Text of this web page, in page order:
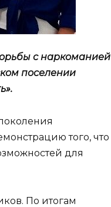
с наркоманией
поселении
того, что
для
По итогам